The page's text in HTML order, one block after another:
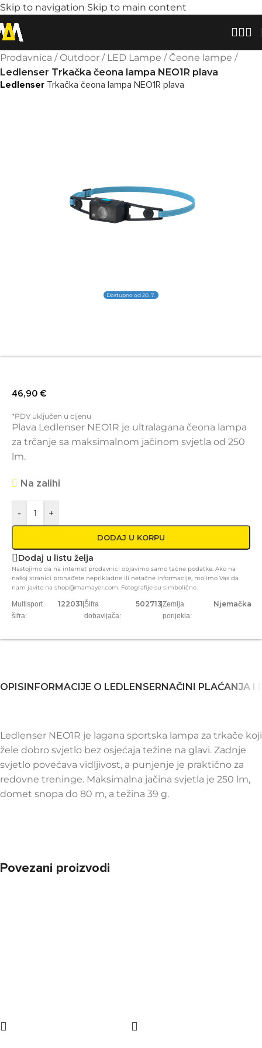
Skip to navigation Skip to main content
Prodavnica / Outdoor / LED Lampe / Čeone lampe /
Ledlenser Trkačka čeona lampa NEO1R plava
Ledlenser Trkačka čeona lampa NEO1R plava
Dostupno od 20. 7.
46,90 €
*PDV uključen u cijenu
Plava Ledlenser NEO1R je ultralagana čeona lampa
za trčanje sa maksimalnom jačinom svjetla od 250
lm.
Na zalihi
- +
DODAJ U KORPU
Dodaj u listu želja
Nastojimo da na internet prodavnici objavimo samo tačne podatke. Ako na
našoj stranici pronađete neprikladne ili netačne informacije, molimo Vas da
nam javite na shop@mamayer.com. Fotografije su simbolične.
Multisport
šifra:
122031Šifra
dobavljača:
502713|Zemlja
porijekla:
Njemačka
OPISINFORMACIJE O LEDLENSERNAČINI PLAĆANJA I
Ledlenser NEO1R je lagana sportska lampa za trkače koji
žele dobro svjetlo bez osjećaja težine na glavi. Zadnje
svjetlo povećava vidljivost, a punjenje je praktično za
redovne treninge. Maksimalna jačina svjetla je 250 lm,
domet snopa do 80 m, a težina 39 g.
Povezani proizvodi